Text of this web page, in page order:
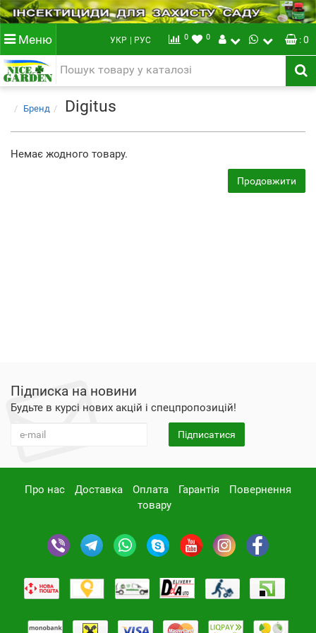
Меню УКР | РУС 0 0 : 0
Бренд Digitus
Немає жодного товару.
Продовжити
Підписка на новини
Будьте в курсі нових акцій і спецпропозицій!
Підписатися
Про нас Доставка Оплата Гарантія
Повернення
товару